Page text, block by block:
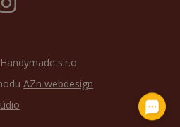
s.r.o.
AZn webdesign